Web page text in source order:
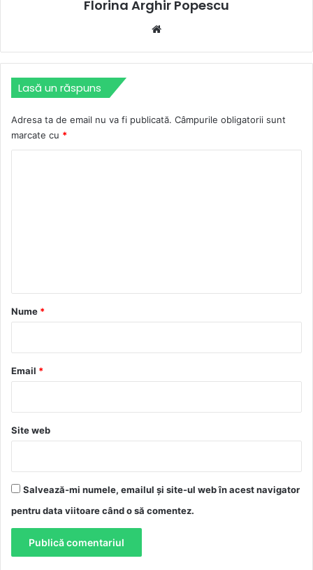
Florina Arghir Popescu
Lasă un răspuns
Adresa ta de email nu va fi publicată. Câmpurile obligatorii sunt
marcate cu *
r
*
Nume *
Email *
Site web
Salvează-mi numele, emailul și site-ul web în acest navigator
pentru data viitoare când o să comentez.